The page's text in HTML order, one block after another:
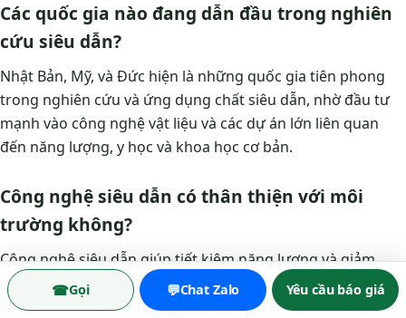
Các quốc gia nào đang dẫn đầu trong nghiên
cứu siêu dẫn?
Nhật Bản, Mỹ, và Đức hiện là những quốc gia tiên phong
trong nghiên cứu và ứng dụng chất siêu dẫn, nhờ đầu tư
mạnh vào công nghệ vật liệu và các dự án lớn liên quan
đến năng lượng, y học và khoa học cơ bản.
Công nghệ siêu dẫn có thân thiện với môi
trường không?
Công nghệ siêu dẫn giúp tiết kiệm năng lượng và giảm
phát thải khí nhà kính trong các hệ thống truyền tải điện
và lưu trữ năng lượng. Tuy nhiên, việc sản xuất vật liệu và
☎Gọi 💬Chat Zalo Yêu cầu báo giá